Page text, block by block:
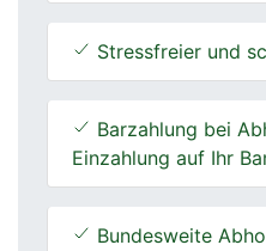
Stressfreier und
Barzahlung bei
Einzahlung auf Ihr
Bundesweite